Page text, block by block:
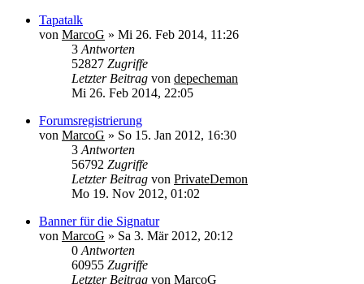
Tapatalk
von MarcoG » Mi 26. Feb 2014, 11:26
3 Antworten
52827 Zugriffe
Letzter Beitrag von depecheman
Mi 26. Feb 2014, 22:05
Forumsregistrierung
von MarcoG » So 15. Jan 2012, 16:30
3 Antworten
56792 Zugriffe
Letzter Beitrag von PrivateDemon
Mo 19. Nov 2012, 01:02
Banner für die Signatur
von MarcoG » Sa 3. Mär 2012, 20:12
0 Antworten
60955 Zugriffe
Letzter Beitrag von MarcoG